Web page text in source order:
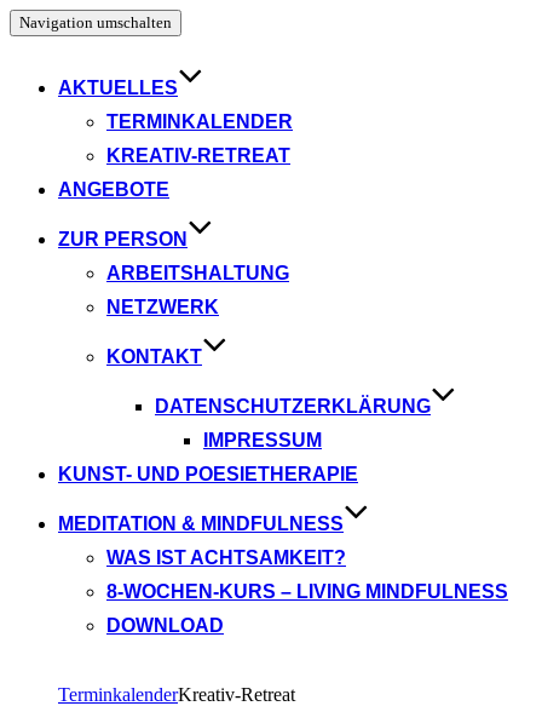
Navigation umschalten
AKTUELLES
TERMINKALENDER
KREATIV-RETREAT
ANGEBOTE
ZUR PERSON
ARBEITSHALTUNG
NETZWERK
KONTAKT
DATENSCHUTZERKLÄRUNG
IMPRESSUM
KUNST- UND POESIETHERAPIE
MEDITATION & MINDFULNESS
WAS IST ACHTSAMKEIT?
8-WOCHEN-KURS – LIVING MINDFULNESS
DOWNLOAD
TerminkalenderKreativ-Retreat